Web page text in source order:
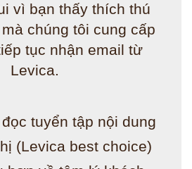
vì bạn thấy thích thú
chúng tôi cung cấp
tục nhận email từ
Levica.
tuyển tập nội dung
(Levica best choice)